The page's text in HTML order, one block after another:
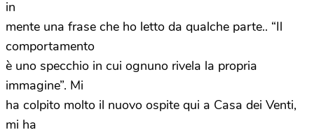
in
mente una frase che ho letto da qualche parte.. “Il
comportamento
è uno specchio in cui ognuno rivela la propria
immagine”. Mi
ha colpito molto il nuovo ospite qui a Casa dei Venti,
mi ha